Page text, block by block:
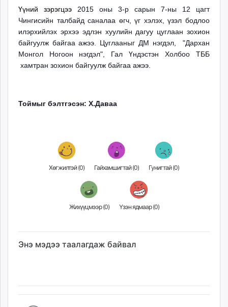
Үүний зэрэгцээ 2015 оны 3-р сарын 7-ны 12 цагт
Чингисийн талбайд саналаа өгч, үг хэлэх, үзэл бодлоо
илэрхийлэх эрхээ эдлэн хуулийн дагуу цуглаан зохион
байгуулж байгаа ажээ. Цуглааныг ДМ нэгдэл, "Дархан
Монгол Ногоон нэгдэл", Гал Үндэстэн Холбоо ТББ
хамтран зохион байгуулж байгаа ажээ.
Тоймыг бэлтгэсэн: Х.Даваа
Хөгжилтэй (0) Гайхамшигтай (0) Гунигтай (0)
Жихүүцмээр (0) Үзэн ядмаар (0)
Энэ мэдээ таалагдаж байвал